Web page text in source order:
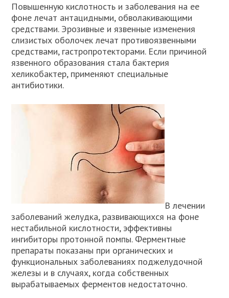
Повышенную кислотность и заболевания на ее
фоне лечат антацидными, обволакивающими
средствами. Эрозивные и язвенные изменения
слизистых оболочек лечат противоязвенными
средствами, гастропротекторами. Если причиной
язвенного образования стала бактерия
хеликобактер, применяют специальные
антибиотики.
В лечении
заболеваний желудка, развивающихся на фоне
нестабильной кислотности, эффективны
ингибиторы протонной помпы. Ферментные
препараты показаны при органических и
функциональных заболеваниях поджелудочной
железы и в случаях, когда собственных
вырабатываемых ферментов недостаточно.